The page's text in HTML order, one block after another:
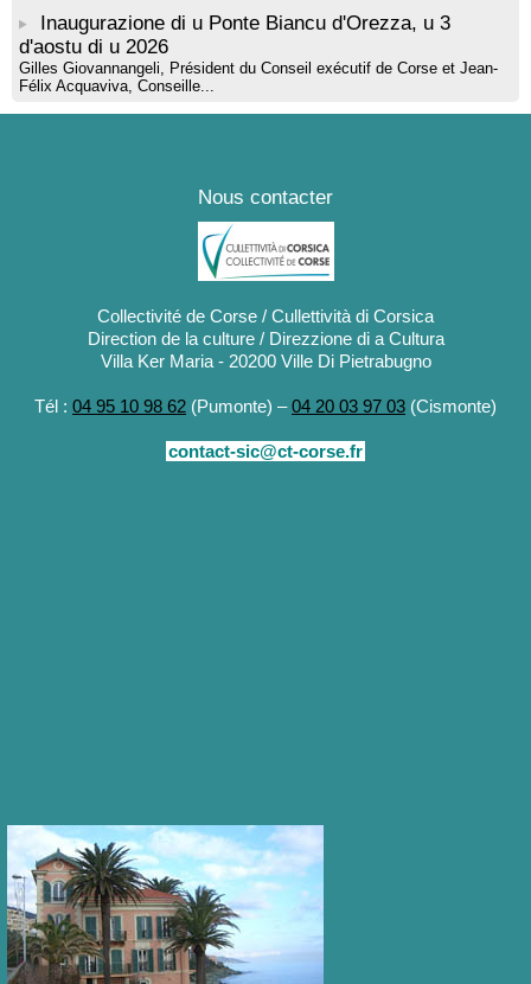
Inaugurazione di u Ponte Biancu d'Orezza, u 3
d'aostu di u 2026
Gilles Giovannangeli, Président du Conseil exécutif de Corse et Jean-
Félix Acquaviva, Conseille...
Nous contacter
Collectivité de Corse / Cullettività di Corsica
Direction de la culture / Direzzione di a Cultura
Villa Ker Maria - 20200 Ville Di Pietrabugno
Tél : 04 95 10 98 62 (Pumonte) –04 20 03 97 03 (Cismonte)
contact-sic@ct-corse.fr